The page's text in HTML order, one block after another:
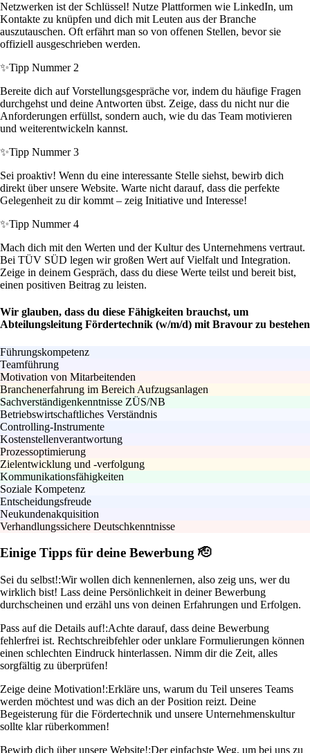
Netzwerken ist der Schlüssel! Nutze Plattformen wie LinkedIn, um
Kontakte zu knüpfen und dich mit Leuten aus der Branche
auszutauschen. Oft erfährt man so von offenen Stellen, bevor sie
offiziell ausgeschrieben werden.
✨Tipp Nummer 2
Bereite dich auf Vorstellungsgespräche vor, indem du häufige Fragen
durchgehst und deine Antworten übst. Zeige, dass du nicht nur die
Anforderungen erfüllst, sondern auch, wie du das Team motivieren
und weiterentwickeln kannst.
✨Tipp Nummer 3
Sei proaktiv! Wenn du eine interessante Stelle siehst, bewirb dich
direkt über unsere Website. Warte nicht darauf, dass die perfekte
Gelegenheit zu dir kommt – zeig Initiative und Interesse!
✨Tipp Nummer 4
Mach dich mit den Werten und der Kultur des Unternehmens vertraut.
Bei TÜV SÜD legen wir großen Wert auf Vielfalt und Integration.
Zeige in deinem Gespräch, dass du diese Werte teilst und bereit bist,
einen positiven Beitrag zu leisten.
Wir glauben, dass du diese Fähigkeiten brauchst, um
Abteilungsleitung Fördertechnik (w/m/d) mit Bravour zu bestehen
Führungskompetenz
Teamführung
Motivation von Mitarbeitenden
Branchenerfahrung im Bereich Aufzugsanlagen
Sachverständigenkenntnisse ZÜS/NB
Betriebswirtschaftliches Verständnis
Controlling-Instrumente
Kostenstellenverantwortung
Prozessoptimierung
Zielentwicklung und -verfolgung
Kommunikationsfähigkeiten
Soziale Kompetenz
Entscheidungsfreude
Neukundenakquisition
Verhandlungssichere Deutschkenntnisse
Einige Tipps für deine Bewerbung 🫡
Sei du selbst!:Wir wollen dich kennenlernen, also zeig uns, wer du
wirklich bist! Lass deine Persönlichkeit in deiner Bewerbung
durchscheinen und erzähl uns von deinen Erfahrungen und Erfolgen.
Pass auf die Details auf!:Achte darauf, dass deine Bewerbung
fehlerfrei ist. Rechtschreibfehler oder unklare Formulierungen können
einen schlechten Eindruck hinterlassen. Nimm dir die Zeit, alles
sorgfältig zu überprüfen!
Zeige deine Motivation!:Erkläre uns, warum du Teil unseres Teams
werden möchtest und was dich an der Position reizt. Deine
Begeisterung für die Fördertechnik und unsere Unternehmenskultur
sollte klar rüberkommen!
Bewirb dich über unsere Website!:Der einfachste Weg, um bei uns zu